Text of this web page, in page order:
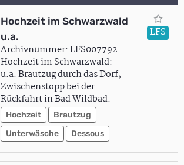
Hochzeit im Schwarzwald
u.a.
Archivnummer: LFS007792
Hochzeit im Schwarzwald:
u.a. Brautzug durch das Dorf;
Zwischenstopp bei der
Rückfahrt in Bad Wildbad.
Hochzeit
Brautzug
Unterwäsche
Dessous
LFS